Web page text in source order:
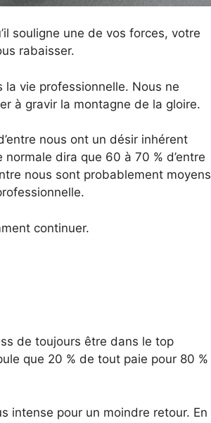
souligne une de vos forces, votre
rabaisser.
vie professionnelle. Nous ne
à gravir la montagne de la gloire.
nous ont un désir inhérent
dira que 60 à 70 % d’entre
nous sont probablement moyens
continuer.
de toujours être dans le top
que 20 % de tout paie pour 80 %
intense pour un moindre retour. En